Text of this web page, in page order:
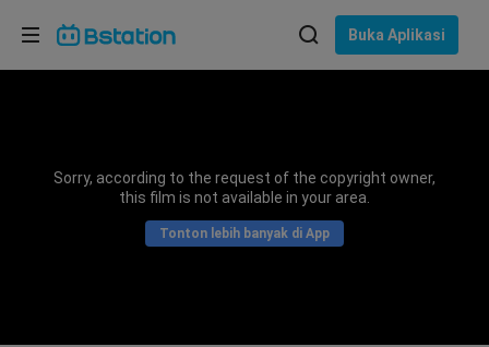
Buka Aplikasi
Sorry, according to the request of the copyright owner,
this film is not available in your area.
Tonton lebih banyak di App
Pilih bahasa
Bahasa Indonesia